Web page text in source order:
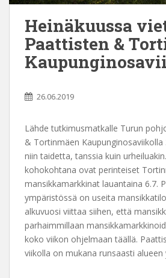
Heinäkuussa
Paattisten &
26.06.2019
Lähde tutkimusmatkalle Turun
& Tortinmäen Kaupunginosaviikolla
niin taidetta, tanssia kuin
kohokohtana ovat perinteiset
mansikkamarkkinat lauantaina 6.7.
ympäristössä on useita
alkuvuosi viittaa siihen, että
parhaimmillaan
koko viikon ohjelmaan täällä.
viikolla on mukana runsaasti